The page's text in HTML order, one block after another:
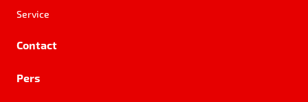
Service
Contact
Pers